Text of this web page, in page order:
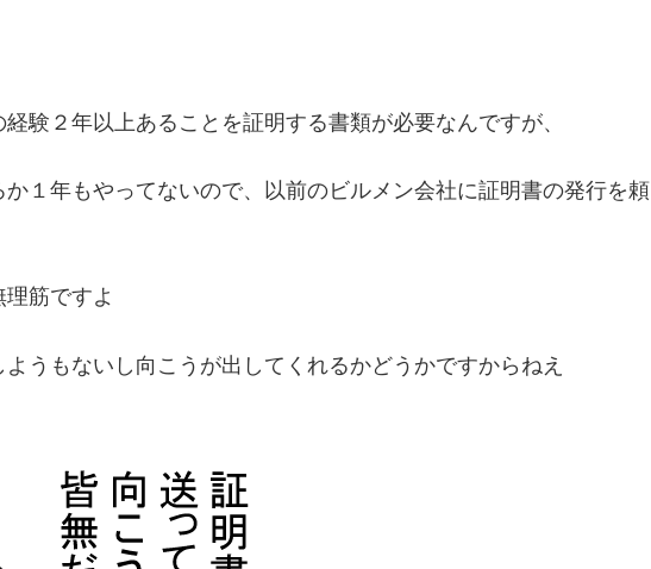
験２年以上あることを証明する書類が必要なんですが、
１年もやってないので、以前のビルメン会社に証明書の発行を頼
筋ですよ
うもないし向こうが出してくれるかどうかですからねえ